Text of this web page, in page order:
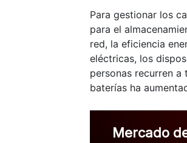
Para gestionar los
para el
red, la eficiencia
eléctricas, los
personas recurren
baterías ha
Mercado